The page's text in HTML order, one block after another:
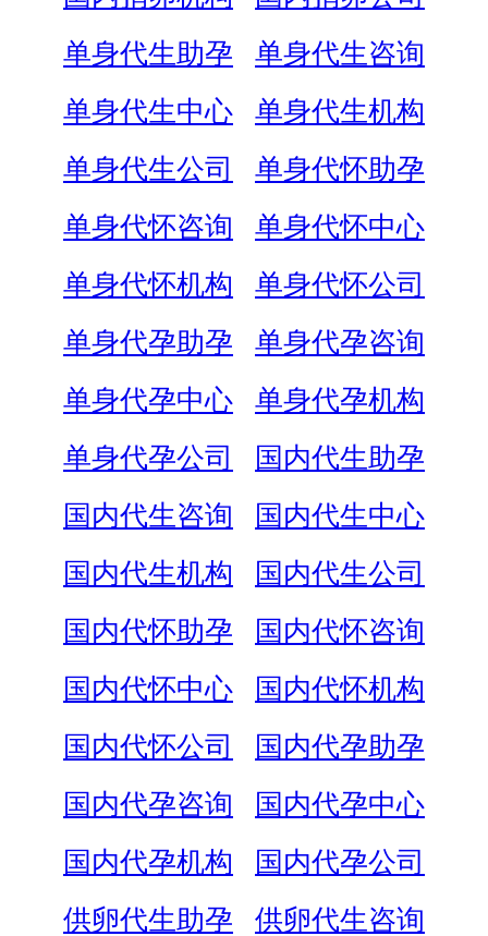
单身代生助孕
单身代生咨询
单身代生中心
单身代生机构
单身代生公司
单身代怀助孕
单身代怀咨询
单身代怀中心
单身代怀机构
单身代怀公司
单身代孕助孕
单身代孕咨询
单身代孕中心
单身代孕机构
单身代孕公司
国内代生助孕
国内代生咨询
国内代生中心
国内代生机构
国内代生公司
国内代怀助孕
国内代怀咨询
国内代怀中心
国内代怀机构
国内代怀公司
国内代孕助孕
国内代孕咨询
国内代孕中心
国内代孕机构
国内代孕公司
供卵代生助孕
供卵代生咨询